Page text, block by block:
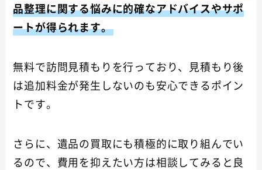
品整理に関する悩みに的確なアドバイスやサポ
ートが得られます。
無料で訪問見積もりを行っており、見積もり後
は追加料金が発生しないのも安心できるポイン
トです。
さらに、遺品の買取にも積極的に取り組んでい
るので、費用を抑えたい方は相談してみると良